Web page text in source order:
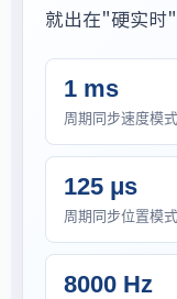
就出在"硬实时"
1 ms
周期同步速度模式
125 μs
周期同步位置模式
8000 Hz